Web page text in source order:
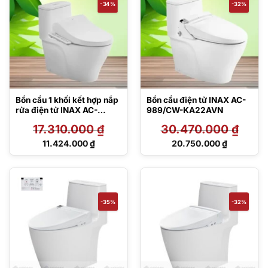
-34%
Bồn cầu 1 khối kết hợp nắp
rửa điện tử INAX AC-
17.310.000₫
Giá
17.310.000 ₫.
11.424.000₫
Giá
là:
11.424.000 ₫.
-32%
Bồn cầu điện tử INAX AC-
989/CW-KA22AVN
30.470.000₫
Giá
30.470.000 ₫.
20.750.000₫
Giá
là:
20.750.000 ₫.
-35% -32%